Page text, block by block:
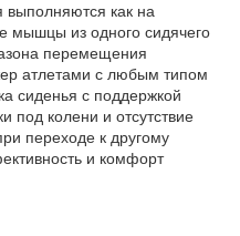
выполняются как на
мышцы из одного сидячего
перемещения
атлетами с любым типом
сиденья с поддержкой
под колени и отсутствие
переходе к другому
и комфорт